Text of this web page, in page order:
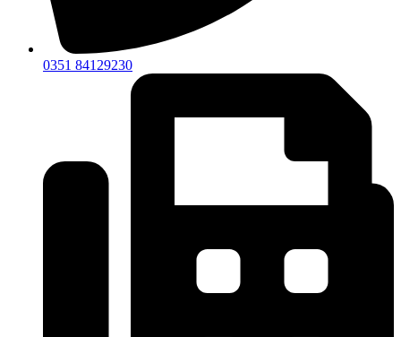
0351 84129230